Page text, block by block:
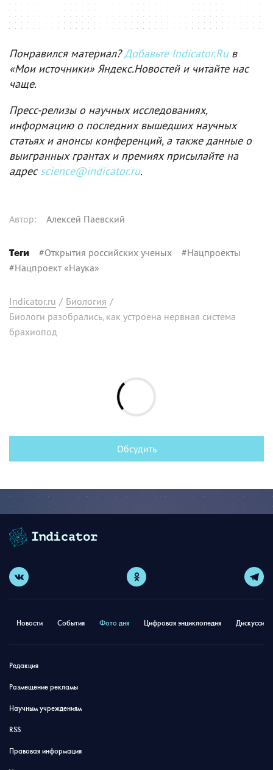
Понравился материал?Добавьте Indicator.Ruв
«Мои источники» Яндекс.Новостей и читайте нас
чаще.
Пресс-релизы о научных исследованиях,
информацию о последних вышедших научных
статьях и анонсы конференций, а также данные о
выигранных грантах и премиях присылайте на
адресscience@indicator.ru.
Автор: Алексей Паевский
Теги #Открытия российских ученых #Нацпроекты
#Нацпроект «Наука»
Indicator.ru / Биология /
Биологи разобрались, как устроена нервная система
брахиопод
Обсудить
Новости События Фото дня Цифровая энциклопедия
Редакция
Размещение рекламы
Научным учреждениям
RSS
Правовая информация